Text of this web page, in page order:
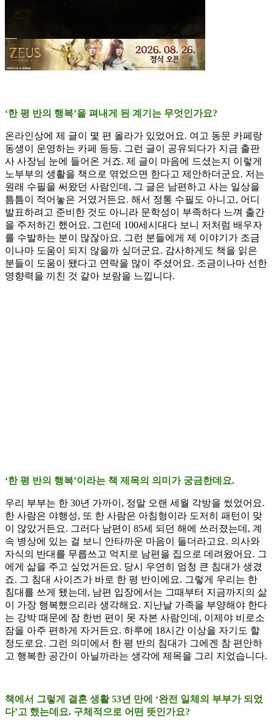
‘한 평 반의 행복’을 펴내게 된 계기는 무엇인가요?
온라인상에 제 글이 몇 편 올라가 있었어요. 여고 동문 카페랑
동생이 운영하는 카페 등등. 그런 글이 공유되다가 지금 출판
사 사장님 눈에 들어온 거죠. 제 글이 마음에 드셨는지 이렇게
노부부의 생활을 책으로 엮었으면 한다고 제안하더군요. 저는
원래 수필을 써왔던 사람인데, 그 글은 남편하고 사는 일상을
틈틈이 적어놓은 거였거든요. 해서 정통 수필도 아니고, 어디
발표하려고 준비한 것도 아니라 문학성이 부족하다 느껴 출간
을 주저하긴 했어요. 그런데 100세시대다 보니 저처럼 배우자
를 수발하는 분이 많잖아요. 그런 분들에게 제 이야기가 조금
이나마 도움이 되지 않을까 싶더군요. 감사하게도 책을 읽은
분들이 도움이 됐다고 연락을 많이 주셨어요. 조금이나마 선한
영향력을 끼친 것 같아 보람을 느낍니다.
‘한 평 반의 행복’이라는 책 제목의 의미가 궁금한데요.
우리 부부는 한 30년 가까이, 정말 오랜 세월 각방을 썼었어요.
한 사람은 야행성, 또 한 사람은 아침형이라 도저히 패턴이 맞
이 않았거든요. 그러다 남편이 85세 되던 해에 쓰러졌는데, 계
속 병상에 있는 걸 보니 안타까운 마음이 들더라고요. 의사와
자식의 반대를 무릅쓰고 억지로 남편을 집으로 데려왔어요. 그
에게 삶을 주고 싶었거든요. 당시 우연히 엄청 큰 침대가 생겼
죠. 그 침대 사이즈가 바로 한 평 반이에요. 그렇게 우리는 한
침대를 쓰게 됐는데, 남편 입장에서는 그때부터 지금까지의 삶
이 가장 행복했으리라 생각해요. 지난날 가족을 부양해야 한다
는 강박 때문에 잠 한번 편이 못 자본 사람인데, 이제야 비로소
잠을 아주 편하게 자거든요. 하루에 18시간 이상을 자기도 할
정도로요. 그런 의미에서 한 평 반의 침대가 그에겐 참 편안하
고 행복한 공간이 아닐까라는 생각에 제목을 그리 지었습니다.
책에서 그렇게 결혼 생활 53년 만에 ‘완전 일체의 부부가 되었
다’고 했는데요. 구체적으로 어떤 뜻인가요?